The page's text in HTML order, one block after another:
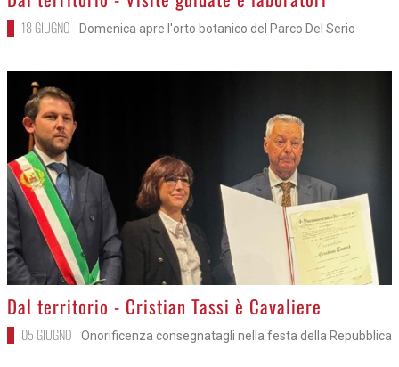
18 GIUGNO Domenica apre l'orto botanico del Parco Del Serio
>
Dal territorio - Cristian Tassi è Cavaliere
05 GIUGNO Onorificenza consegnatagli nella festa della Repubblica